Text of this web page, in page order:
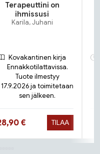
Terapeuttini on
ihmissusi
Karila, Juhani
Kovakantinen kirja
Ennakkotilattavissa.
Tuote ilmestyy
17.9.2026 ja toimitetaan
sen jälkeen.
nyt
€ TILAA